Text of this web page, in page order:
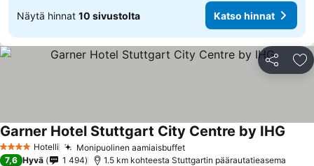
Näytä hinnat 10 sivustolta Katso hinnat
Jaa
4 Tähtiluokitus
Hotelli Monipuolinen aamiaisbuffet
Garner Hotel Stuttgart City Centre by IHG
7,6 Hyvä 1 494 1.5 km kohteesta Stuttgartin päärautatieasema